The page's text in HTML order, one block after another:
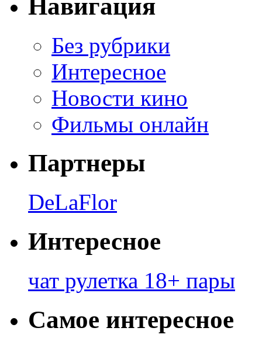
Навигация
Без рубрики
Интересное
Новости кино
Фильмы онлайн
Партнеры
DeLaFlor
Интересное
чат рулетка 18+ пары
Самое интересное